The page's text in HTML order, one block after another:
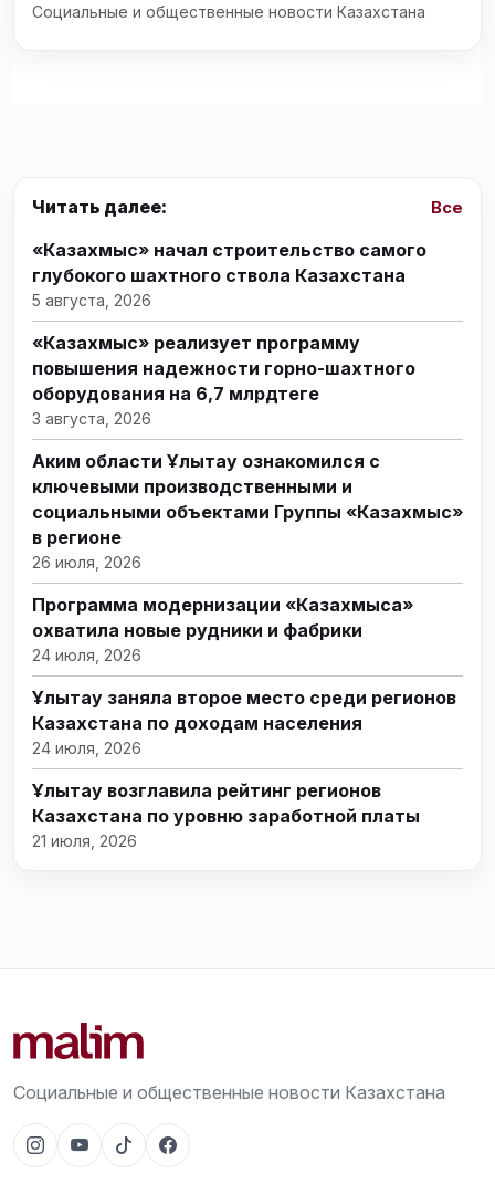
Социальные и общественные новости Казахстана
Читать далее: Все
«Казахмыс» начал строительство самого
глубокого шахтного ствола Казахстана
5 августа, 2026
«Казахмыс» реализует программу
повышения надежности горно-шахтного
оборудования на 6,7 млрдтеңге
3 августа, 2026
Аким области Ұлытау ознакомился с
ключевыми производственными и
социальными объектами Группы «Казахмыс»
в регионе
26 июля, 2026
Программа модернизации «Казахмыса»
охватила новые рудники и фабрики
24 июля, 2026
Ұлытау заняла второе место среди регионов
Казахстана по доходам населения
24 июля, 2026
Ұлытау возглавила рейтинг регионов
Казахстана по уровню заработной платы
21 июля, 2026
Социальные и общественные новости Казахстана